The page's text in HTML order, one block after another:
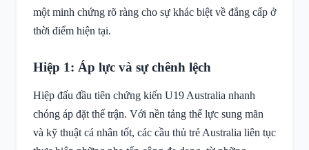
một minh chứng rõ ràng cho sự khác biệt về đẳng cấp ở
thời điểm hiện tại.
Hiệp 1: Áp lực và sự chênh lệch
Hiệp đấu đầu tiên chứng kiến U19 Australia nhanh
chóng áp đặt thế trận. Với nền tảng thể lực sung mãn
và kỹ thuật cá nhân tốt, các cầu thủ trẻ Australia liên tục